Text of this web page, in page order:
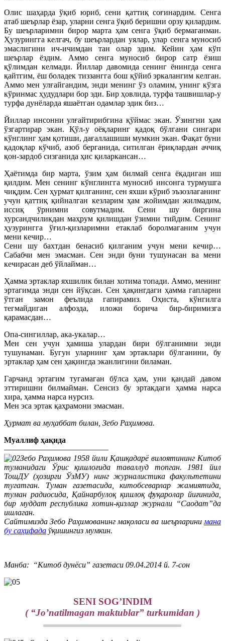
Олис шаҳарда ўқиб юриб, сени қаттиқ соғинардим. Сенга
атаб шеърлар ёзар, уларни сенга ўқиб беришни орзу қилардим.
Бу шеърларимни бирор марта ҳам сенга ўқиб бермаганман.
Ҳузурингга келгач, бу шеърлардан уялар, улар сенга муносиб
эмаслигини ич-ичимдан тан олар эдим. Кейин ҳам кўп
шеърлар ёздим. Аммо сенга муносиб бирор сатр ёзиш
қўлимдан келмади. Йиллар давомида сенинг ёнингда сенга
қайтгим, ёш боладек тиззангга бош қўйиб эркалангим келган.
Аммо мен улғайгандим, энди менинг ўз оламим, унинг кўзга
кўринмас ҳудудлари бор эди. Бир ҳовлида, турфа ташвишлар-у
турфа дунёларда яшаётган одамлар эдик биз…
Йиллар инсонни улғайтирибгина қўймас экан. Ўзингни ҳам
ўзгартирар экан. Қўл-у оёқларинг қадоқ бўлгани сингари
кўнглинг ҳам қотиши, дағаллашиши мумкин экан. Фақат буни
қадоқлар кўчиб, азоб берганида, ситилган ёриқлардан аччиқ
қон-зардоб сизганида ҳис қиларкансан…
Ҳаётимда бир марта, ўзим ҳам билмай сенга ёқадиган иш
қилдим. Мен сенинг кўнглингга муносиб инсонга турмушга
чиқдим. Сен ҳурмат қилганинг, сен яхши кўриб эъзозлаганинг
учун қаттиқ қийналган кезларим ҳам жойимдан жилмадим,
иссиқ ўрнимни совутмадим. Сени шу биргина
хурсандчиликдан маҳрум қилишдан ўзимни тийдим. Сенинг
ҳузурингга ўғил-қизларимни етаклаб боролмаганим учун
мени кечир…
Сени шу бахтдан бенасиб қилганим учун мени кечир…
Сабабчи мен эмасман. Сен энди буни тушунасан ва мени
кечирасан деб ўйлайман…
Ҳамма эртаклар яхшилик билан хотима топади. Аммо, менинг
эртагимда энди сен йўқсан. Сен ҳақингдаги ҳамма гапларни
ўтган замон феълида гапирамиз. Оҳиста, кўнгилга
тегмайдиган алфозда, иложи борича бир-биримизга
қарамасдан…
Опа-сингиллар, ака-укалар…
Мен сен учун ҳамиша улардан бири бўлганимни энди
тушунаман. Бугун уларнинг ҳам эртаклари бўлганини, бу
эртаклар ҳам сен ҳақингда эканлигини биламан.
Гарчанд эртагим тугамаган бўлса ҳам, уни қандай давом
эттиришни билмайман. Сенсиз бу эртакдаги ҳамма нарса
хира, ҳамма нарса нурсиз.
Мен эса эртак қаҳрамони эмасман.
Ҳурмат ва муҳаббат билан, Зебо Раҳимова.
Муаллиф ҳақида
—————————————
Зебо Раҳимова 1958 йили Қашқадарё вилоятининг Китоб
туманидаги Ўрис қишлоғида таваллуд топган. 1981 йил
ТошДУ (ҳозирги ЎзМУ) нинг журналистика факультетини
тугатган. Туман газетасида, китобсеварлар жамиятида,
туман радиосида, Қайнарбулоқ қишлоқ фуқаролар йиғинида,
бир муддат республика хотин-қизлар журнали “Саодат”да
ишлаган.
Сайтимизда Зебо Раҳимованинг мақоласи ва шеърларини мана
бу саҳифада ўқишингиз мумкин.
Манба: “Китоб дунёси” газетаси 09.04.2014 й. 7-сон
SENI SOG’INDIM
( “Jo’natilmagan maktublar” turkumidan )